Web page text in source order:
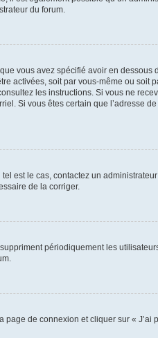
du forum.
vous avez spécifié avoir en dessous
activées, soit par vous-même ou soit
les instructions. Si vous ne
Si vous êtes certain que l’adresse
est le cas, contactez un
de la corriger.
périodiquement les
de connexion et cliquer sur « J’ai